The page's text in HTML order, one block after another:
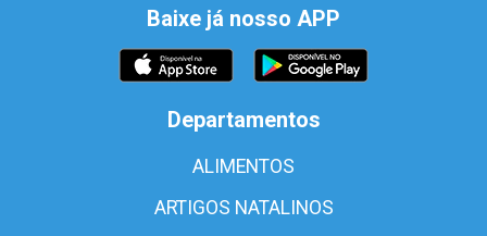
Baixe já nosso APP
Departamentos
ALIMENTOS
ARTIGOS NATALINOS